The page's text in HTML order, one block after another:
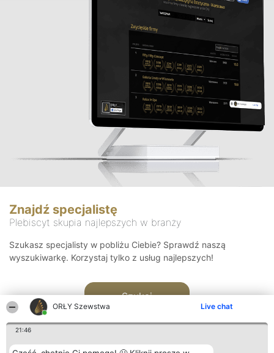
ORŁY Szewstwa Live chat
21:46
Znajdź specjalistę
Plebiscyt skupia najlepszych w branży
Szukasz specjalisty w pobliżu Ciebie? Sprawdź naszą
wyszukiwarkę. Korzystaj tylko z usług najlepszych!
Szukaj